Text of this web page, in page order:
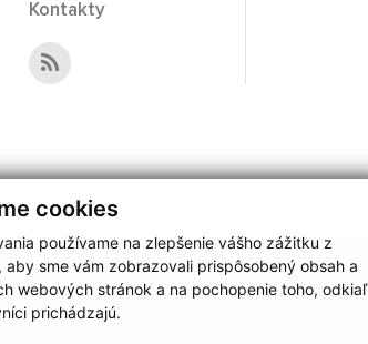
cookies
používame na zlepšenie vášho zážitku z
sme vám zobrazovali prispôsobený obsah a
webových stránok a na pochopenie toho, odkiaľ
prichádzajú.
Kontakty
|